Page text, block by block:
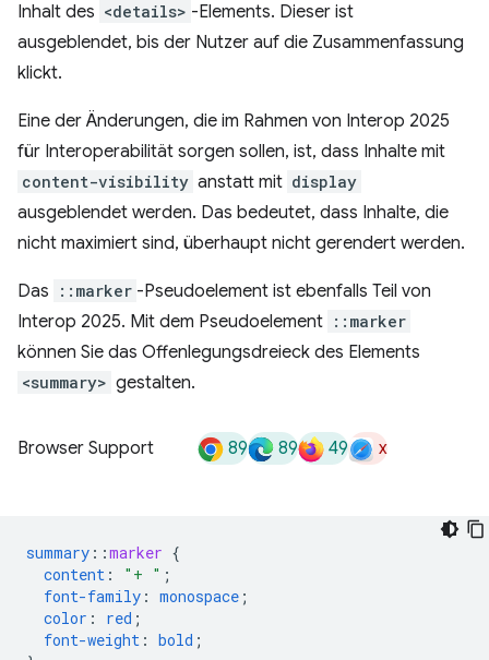
Inhalt des <details> -Elements. Dieser ist
ausgeblendet, bis der Nutzer auf die Zusammenfassung
klickt.
Eine der Änderungen, die im Rahmen von Interop 2025
für Interoperabilität sorgen sollen, ist, dass Inhalte mit
content-visibility anstatt mit display
ausgeblendet werden. Das bedeutet, dass Inhalte, die
nicht maximiert sind, überhaupt nicht gerendert werden.
Das ::marker -Pseudoelement ist ebenfalls Teil von
Interop 2025. Mit dem Pseudoelement ::marker
können Sie das Offenlegungsdreieck des Elements
<summary> gestalten.
Browser Support 89 89 49 x
summary ::marker {
content : "+ " ;
font-family : monospace ;
color : red ;
font-weight : bold ;